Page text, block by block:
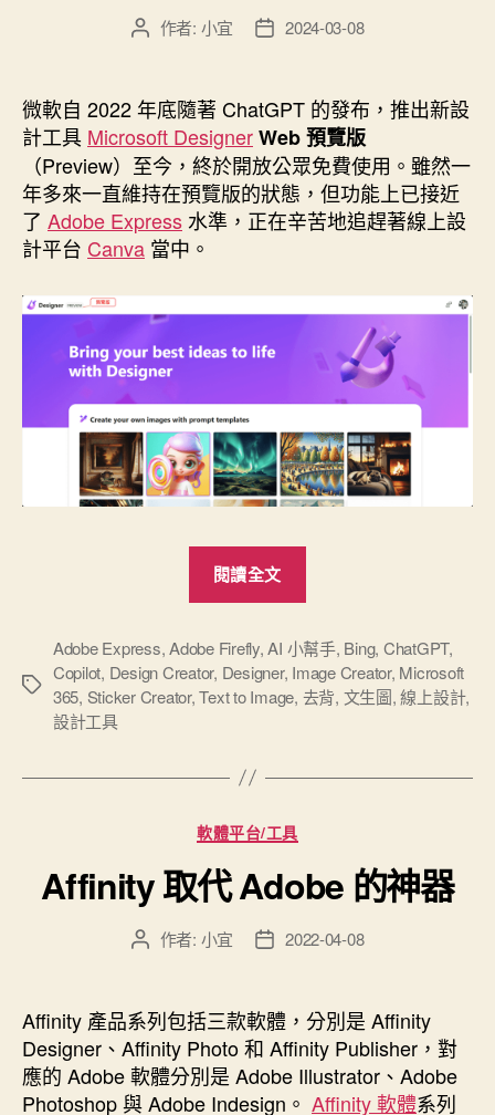
文
者
作者: 小宜
文
佈
日
期
2024-03-08
微軟自 2022 年底隨著 ChatGPT 的發布，推出新設
計工具 Microsoft DesignerWeb 預覽版
（Preview）至今，終於開放公眾免費使用。雖然一
年多來一直維持在預覽版的狀態，但功能上已接近
了 Adobe Express 水準，正在辛苦地追趕著線上設
計平台 Canva 當中。
閱讀全文
計
工
具
標
Adobe Express,Adobe Firefly,AI 小幫手, Bing, ChatGPT,
Copilot, Design Creator, Designer, Image Creator, Microsoft
365, Sticker Creator,Text to Image, 去背, 文生圖,線上設計,
設計工具
分
類
軟體平台/工具
Affinity 取代 Adobe 的神器
文
者
作者: 小宜
文
佈
日
期
2022-04-08
Affinity 產品系列包括三款軟體，分別是 Affinity
Designer、Affinity Photo 和 Affinity Publisher，對
應的 Adobe 軟體分別是 Adobe Illustrator、Adobe
Photoshop 與 Adobe Indesign。 Affinity 軟體系列